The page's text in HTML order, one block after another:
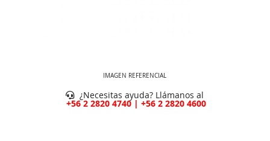
IMAGEN REFERENCIAL
¿Necesitas ayuda? Llámanos al
+56 2 2820 4740 | +56 2 2820 4600